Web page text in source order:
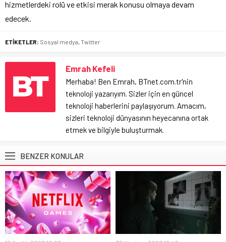
hizmetlerdeki rolü ve etkisi merak konusu olmaya devam
edecek.
ETİKETLER: Sosyal medya Twitter
Emrah Kefeli
Merhaba! Ben Emrah, BTnet.com.tr'nin
teknoloji yazarıyım. Sizler için en güncel
teknoloji haberlerini paylaşıyorum. Amacım,
sizleri teknoloji dünyasının heyecanına ortak
etmek ve bilgiyle buluşturmak.
BENZER KONULAR